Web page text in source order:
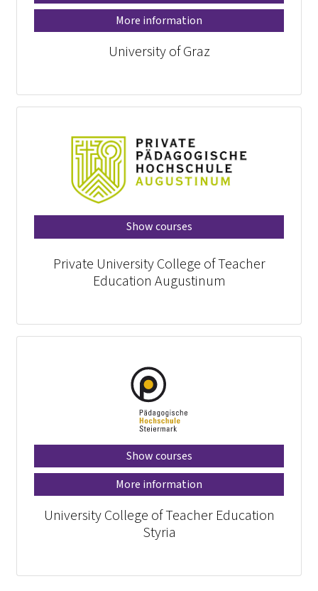
More information
University of Graz
Show courses
Private University College of Teacher
Education Augustinum
Show courses
More information
University College of Teacher Education
Styria